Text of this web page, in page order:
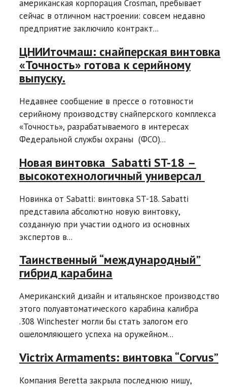
американская корпорация Crosman, пребывает
сейчас в отличном настроении: совсем недавно
предприятие заключило контракт...
ЦНИИточмаш: снайперская винтовка
«Точность» готова к серийному
выпуску.
Недавнее сообщение в прессе о готовности
серийному производству снайперского комплекса
«Точность», разрабатываемого в интересах
Федеральной службы охраны (ФСО)...
Новая винтовка Sabatti ST-18 –
высокотехнологичный универсал
Новинка от Sabatti: винтовка ST-18. Sabatti
представила абсолютно новую винтовку,
созданную при участии одного из основных
экспертов в...
Таинственный “международный”
гибрид карабина
Американский дизайн и итальянское производство
этого полуавтоматического карабина калибра
.308 Winchester могли бы стать залогом его
ошеломляющего успеха на оружейном...
Victrix Armaments: винтовка “Corvus”
Компания Beretta закрыла последнюю нишу,